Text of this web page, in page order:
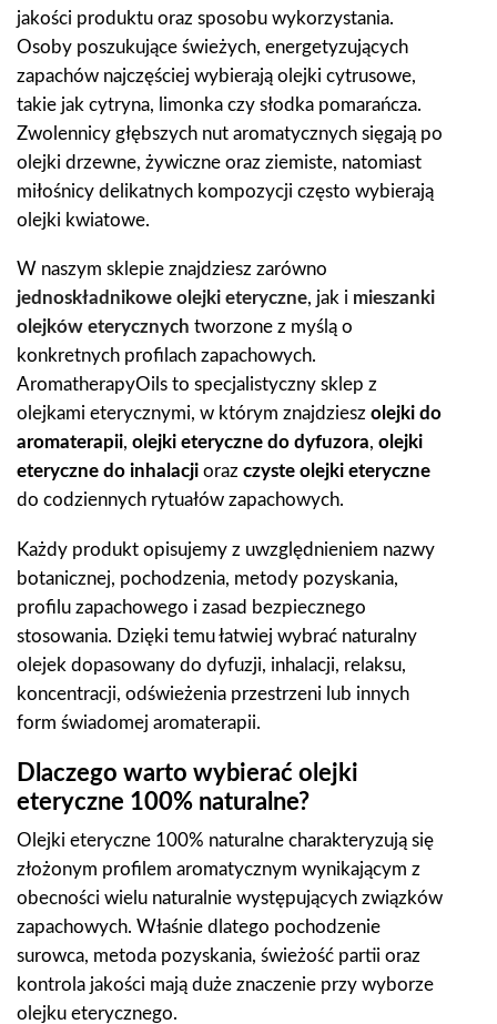
jakości produktu oraz sposobu wykorzystania.
Osoby poszukujące świeżych, energetyzujących
zapachów najczęściej wybierają olejki cytrusowe,
takie jak cytryna, limonka czy słodka pomarańcza.
Zwolennicy głębszych nut aromatycznych sięgają po
olejki drzewne, żywiczne oraz ziemiste, natomiast
miłośnicy delikatnych kompozycji często wybierają
olejki kwiatowe.
W naszym sklepie znajdziesz zarówno
jednoskładnikowe olejki eteryczne, jak i mieszanki
olejków eterycznych tworzone z myślą o
konkretnych profilach zapachowych.
AromatherapyOils to specjalistyczny sklep z
olejkami eterycznymi, w którym znajdziesz olejki do
aromaterapii, olejki eteryczne do dyfuzora, olejki
eteryczne do inhalacji oraz czyste olejki eteryczne
do codziennych rytuałów zapachowych.
Każdy produkt opisujemy z uwzględnieniem nazwy
botanicznej, pochodzenia, metody pozyskania,
profilu zapachowego i zasad bezpiecznego
stosowania. Dzięki temu łatwiej wybrać naturalny
olejek dopasowany do dyfuzji, inhalacji, relaksu,
koncentracji, odświeżenia przestrzeni lub innych
form świadomej aromaterapii.
Dlaczego warto wybierać olejki
eteryczne 100% naturalne?
Olejki eteryczne 100% naturalne charakteryzują się
złożonym profilem aromatycznym wynikającym z
obecności wielu naturalnie występujących związków
zapachowych. Właśnie dlatego pochodzenie
surowca, metoda pozyskania, świeżość partii oraz
kontrola jakości mają duże znaczenie przy wyborze
olejku eterycznego.